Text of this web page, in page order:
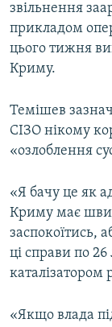
звільнення
прикладом
цього тижня
Криму.
Темішев
СІЗО нікому
«озлоблення
«Я бачу це як
Криму має
заспокоїтись,
ці справи по
каталізатором
«Якщо влада